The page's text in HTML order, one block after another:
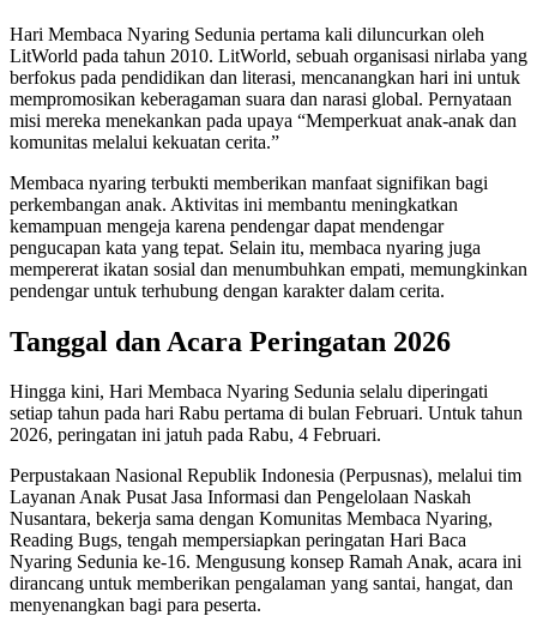
Hari Membaca Nyaring Sedunia pertama kali diluncurkan oleh
LitWorld pada tahun 2010. LitWorld, sebuah organisasi nirlaba yang
berfokus pada pendidikan dan literasi, mencanangkan hari ini untuk
mempromosikan keberagaman suara dan narasi global. Pernyataan
misi mereka menekankan pada upaya “Memperkuat anak-anak dan
komunitas melalui kekuatan cerita.”
Membaca nyaring terbukti memberikan manfaat signifikan bagi
perkembangan anak. Aktivitas ini membantu meningkatkan
kemampuan mengeja karena pendengar dapat mendengar
pengucapan kata yang tepat. Selain itu, membaca nyaring juga
mempererat ikatan sosial dan menumbuhkan empati, memungkinkan
pendengar untuk terhubung dengan karakter dalam cerita.
Tanggal dan Acara Peringatan 2026
Hingga kini, Hari Membaca Nyaring Sedunia selalu diperingati
setiap tahun pada hari Rabu pertama di bulan Februari. Untuk tahun
2026, peringatan ini jatuh pada Rabu, 4 Februari.
Perpustakaan Nasional Republik Indonesia (Perpusnas), melalui tim
Layanan Anak Pusat Jasa Informasi dan Pengelolaan Naskah
Nusantara, bekerja sama dengan Komunitas Membaca Nyaring,
Reading Bugs, tengah mempersiapkan peringatan Hari Baca
Nyaring Sedunia ke-16. Mengusung konsep Ramah Anak, acara ini
dirancang untuk memberikan pengalaman yang santai, hangat, dan
menyenangkan bagi para peserta.